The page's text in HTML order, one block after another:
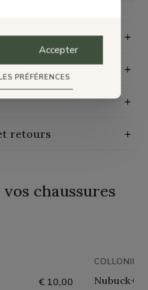
durabilité
retours
vos chaussures
€ 10,00
COLLONIL
Accepter
PRÉFÉRENCES